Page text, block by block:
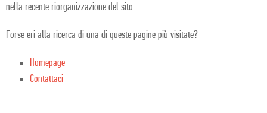
nella recente riorganizzazione del sito.
Forse eri alla ricerca di una di queste pagine più visitate?
Homepage
Contattaci